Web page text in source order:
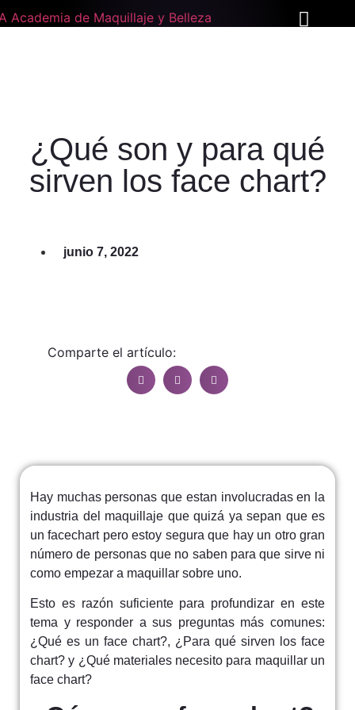
¿Qué son y para qué
sirven los face chart?
junio 7, 2022
Comparte el artículo:
Hay muchas personas que estan involucradas en la
industria del maquillaje que quizá ya sepan que es
un facechart pero estoy segura que hay un otro gran
número de personas que no saben para que sirve ni
como empezar a maquillar sobre uno.
Esto es razón suficiente para profundizar en este
tema y responder a sus preguntas más comunes:
¿Qué es un face chart?, ¿Para qué sirven los face
chart? y ¿Qué materiales necesito para maquillar un
face chart?